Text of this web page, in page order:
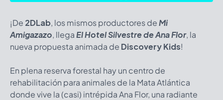
¡De 2DLab, los mismos productores deMi
Amigazazo, llegaEl Hotel Silvestre de Ana Flor, la
nueva propuesta animada de Discovery Kids!
En plena reserva forestal hay un centro de
rehabilitación para animales de la Mata Atlántica
donde vive la (casi) intrépida Ana Flor, una radiante